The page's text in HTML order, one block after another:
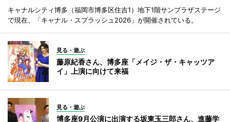
キャナルシティ博多（福岡市博多区住吉1）地下1階サンプラザステージ
で現在、「キャナル・スプラッシュ2026」が開催されている。
見る・遊ぶ
藤原紀香さん、博多座「メイジ・ザ・キャッツア
イ」上演に向けて来福
見る・遊ぶ
博多座9月公演に出演する坂東玉三郎さん、進藤学